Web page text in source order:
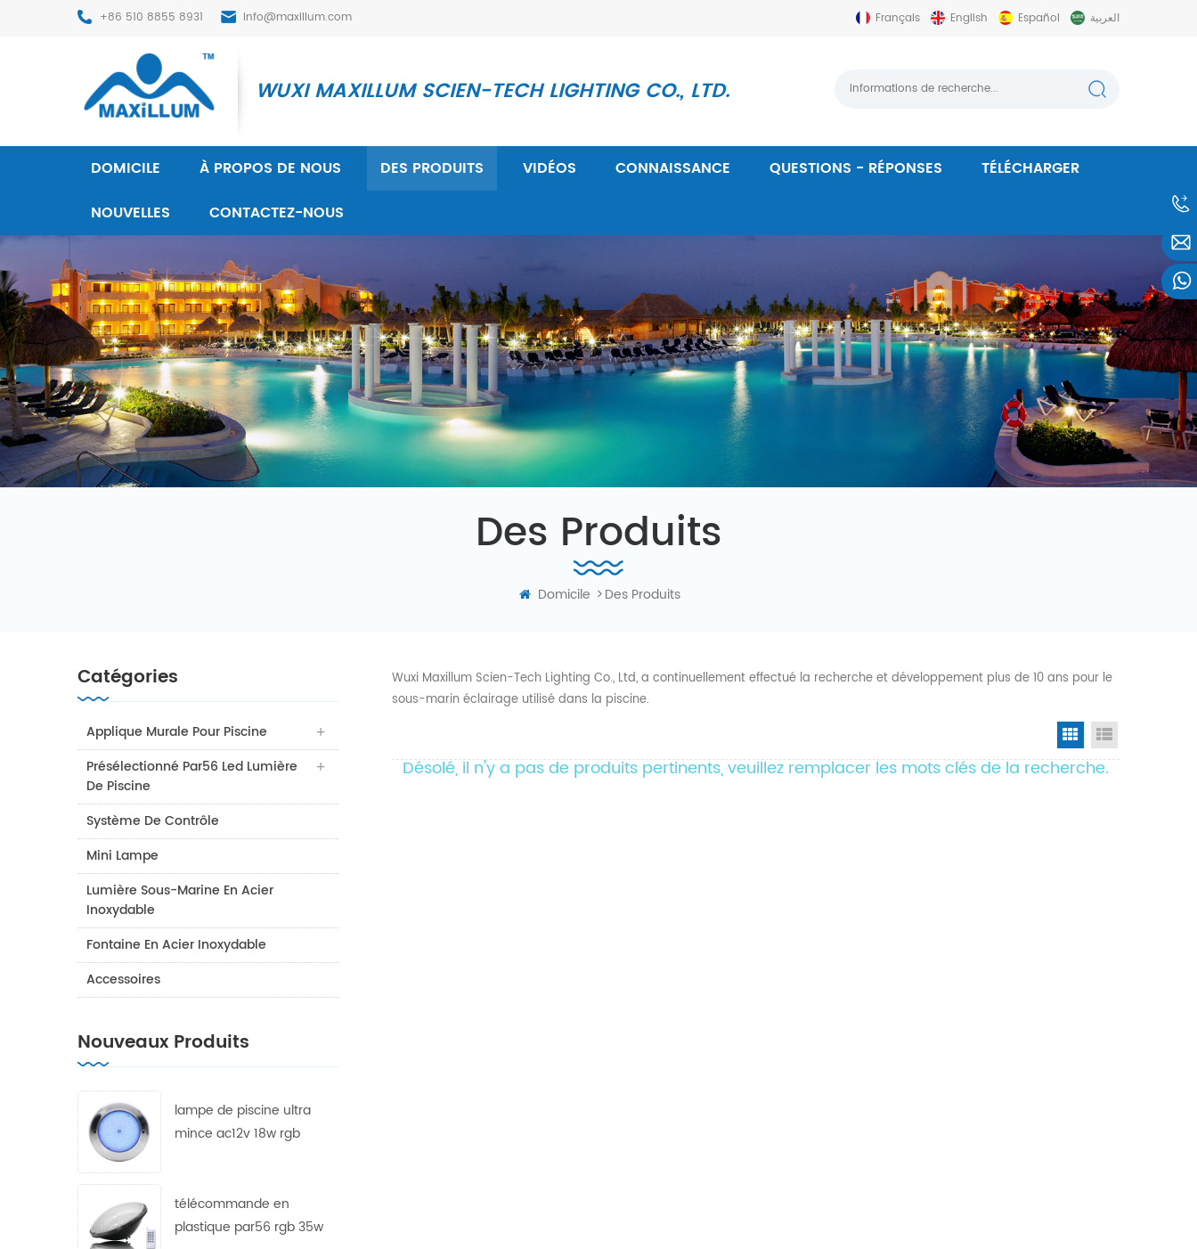
+86 510 8855 8931 info@maxillum.com Français English Español العربية
WUXI MAXILLUM SCIEN-TECH LIGHTING CO., LTD.
DOMICILE À PROPOS DE NOUS DES PRODUITS VIDÉOS CONNAISSANCE QUESTIONS - RÉPONSES
TÉLÉCHARGER
NOUVELLES
CONTACTEZ-NOUS
Des Produits
Domicile >Des Produits
Catégories
Applique Murale Pour Piscine
Présélectionné Par56 Led Lumière
De Piscine
Système De Contrôle
Mini Lampe
Lumière Sous-Marine En Acier
Inoxydable
Fontaine En Acier Inoxydable
Accessoires
Nouveaux Produits
lampe de piscine ultra
mince ac12v 18w rgb
télécommande en
plastique par56 rgb 35w
Wuxi Maxillum Scien-Tech Lighting Co., Ltd, a continuellement effectué la recherche et développement plus de 10 ans pour le
sous-marin éclairage utilisé dans la piscine.
Grid View
Désolé, il n'y a pas de produits pertinents, veuillez remplacer les mots clés de la recherche.